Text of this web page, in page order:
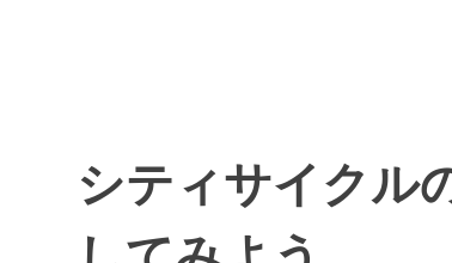
シティサイクル